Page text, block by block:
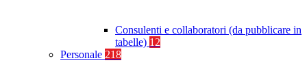
Consulenti e collaboratori (da pubblicare in
tabelle) 12
Personale 218